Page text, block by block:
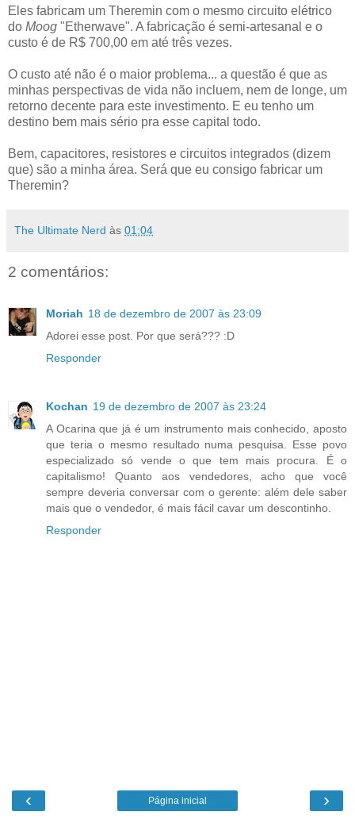
Eles fabricam um Theremin com o mesmo circuito elétrico
do Moog "Etherwave". A fabricação é semi-artesanal e o
custo é de R$ 700,00 em até três vezes.
O custo até não é o maior problema... a questão é que as
minhas perspectivas de vida não incluem, nem de longe, um
retorno decente para este investimento. E eu tenho um
destino bem mais sério pra esse capital todo.
Bem, capacitores, resistores e circuitos integrados (dizem
que) são a minha área. Será que eu consigo fabricar um
Theremin?
The Ultimate Nerd às 01:04
2 comentários:
Moriah 18 de dezembro de 2007 às 23:09
Adorei esse post. Por que será??? :D
Responder
Kochan 19 de dezembro de 2007 às 23:24
A Ocarina que já é um instrumento mais conhecido, aposto
que teria o mesmo resultado numa pesquisa. Esse povo
especializado só vende o que tem mais procura. É o
capitalismo! Quanto aos vendedores, acho que você
sempre deveria conversar com o gerente: além dele saber
mais que o vendedor, é mais fácil cavar um descontinho.
Responder
‹ ›
Página inicial